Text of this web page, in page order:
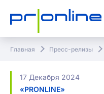
Главная Пресс-релизы
17 Декабря 2024
«PRONLINE»